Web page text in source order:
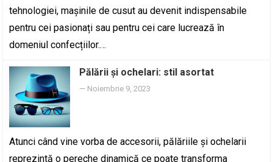
tehnologiei, mașinile de cusut au devenit indispensabile
pentru cei pasionați sau pentru cei care lucrează în
domeniul confecțiilor.…
Pălării și ochelari: stil asortat
— Noiembrie 9, 2023
Atunci când vine vorba de accesorii, pălăriile și ochelarii
reprezintă o pereche dinamică ce poate transforma